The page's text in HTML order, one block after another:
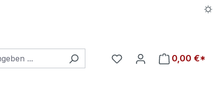
Du hast 0 Produkte auf
0,00 €*